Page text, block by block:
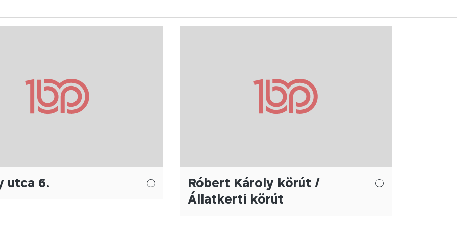
utca 6.
Róbert Károly körút /
Állatkerti körút